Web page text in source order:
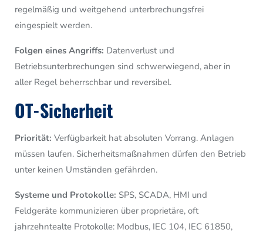
regelmäßig und weitgehend unterbrechungsfrei
eingespielt werden.
Folgen eines Angriffs: Datenverlust und
Betriebsunterbrechungen sind schwerwiegend, aber in
aller Regel beherrschbar und reversibel.
OT-Sicherheit
Priorität: Verfügbarkeit hat absoluten Vorrang. Anlagen
müssen laufen. Sicherheitsmaßnahmen dürfen den Betrieb
unter keinen Umständen gefährden.
Systeme und Protokolle: SPS, SCADA, HMI und
Feldgeräte kommunizieren über proprietäre, oft
jahrzehntealte Protokolle: Modbus, IEC 104, IEC 61850,